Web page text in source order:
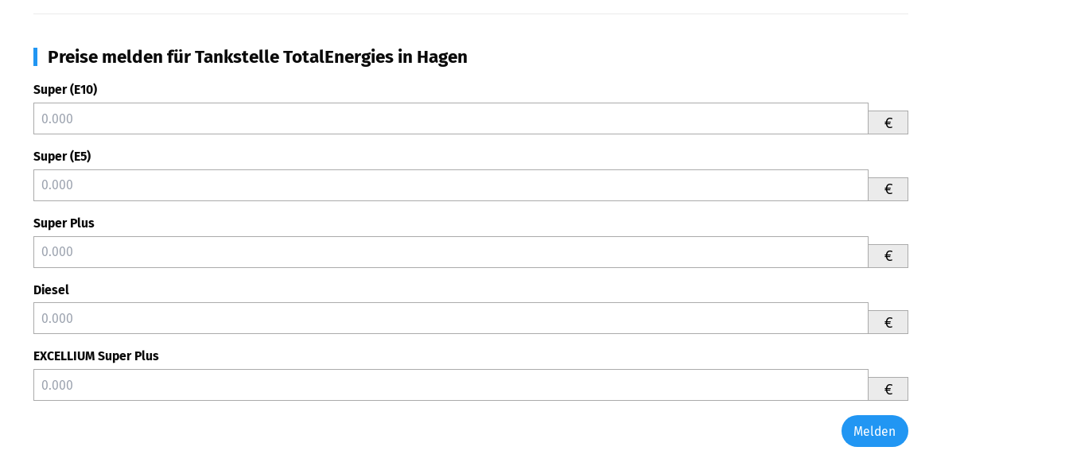
Preise melden für Tankstelle TotalEnergies in Hagen
Super (E10)
€
Super (E5)
€
Super Plus
€
Diesel
€
EXCELLIUM Super Plus
€
Melden